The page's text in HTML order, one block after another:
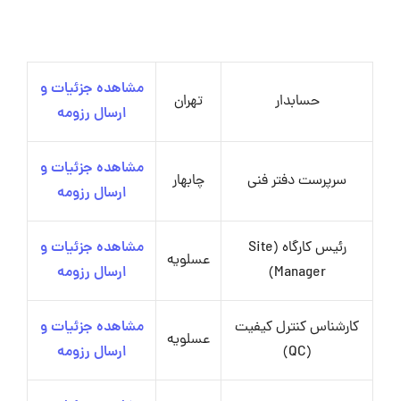
حسابدار تهران
مشاهده جزئیات و
ارسال رزومه
سرپرست دفتر فنی چابهار
مشاهده جزئیات و
ارسال رزومه
رئیس کارگاه (Site
Manager)
عسلویه
مشاهده جزئیات و
ارسال رزومه
کارشناس کنترل کیفیت
(QC)
عسلویه
مشاهده جزئیات و
ارسال رزومه